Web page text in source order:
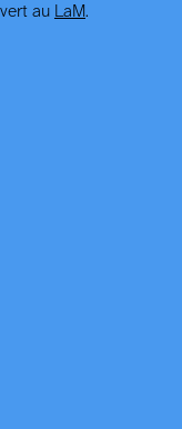
au LaM.